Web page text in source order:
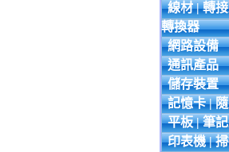
線材 | 轉
轉換器
網路設備
通訊產品
儲存裝置
記憶卡 |
平板 | 筆
印表機 |